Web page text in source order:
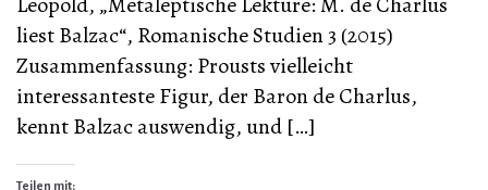
liest Balzac“, Romanische Studien 3 (2015)
Zusammenfassung: Prousts vielleicht
interessanteste Figur, der Baron de Charlus,
kennt Balzac auswendig, und […]
Teilen mit: